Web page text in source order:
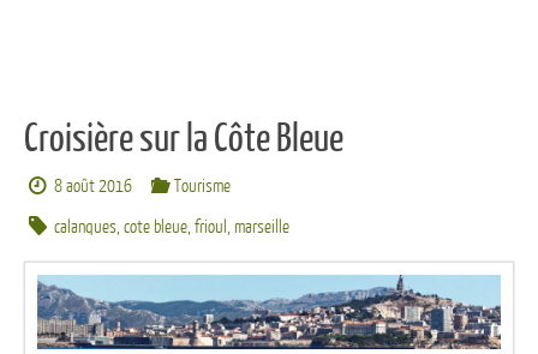
Croisière sur la Côte Bleue
8 août 2016
Tourisme
calanques,cote bleue,frioul , marseille